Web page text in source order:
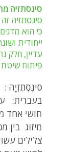
סינסתזיה
סינסתזיה
כי הוא
ייחודית
פיתוח שיטת
סִינֶסְתֶזְיָה
בעברית:
חושי אחד
מיזוג בין
צלילים